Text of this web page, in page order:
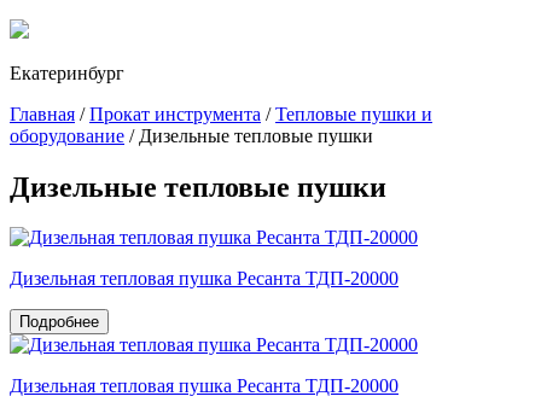
Екатеринбург
Главная /Прокат инструмента /Тепловые пушки и
оборудование / Дизельные тепловые пушки
Дизельные тепловые пушки
Дизельная тепловая пушка Ресанта ТДП-20000
Подробнее
Дизельная тепловая пушка Ресанта ТДП-20000